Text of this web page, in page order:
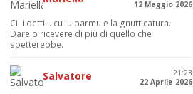
12 Maggio 2026
Ci li detti… cu lu parmu e la gnutticatura.
Dare o ricevere di più di quello che
spetterebbe.
Salvatore
21:23
22 Aprile 2026